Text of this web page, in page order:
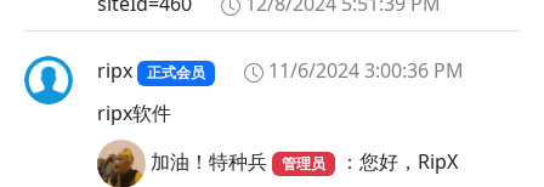
ripx 正式会员
11/6/2024 3:00:36 PM
ripx软件
加油！特种兵
管理员
：您好，RipX